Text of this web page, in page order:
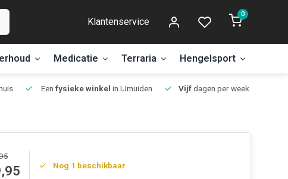
Klantenservice
0
Medicatie Terraria Hengelsport
Een fysieke winkel in IJmuiden Vijfdagen per week open.
Nog 1 beschikbaar